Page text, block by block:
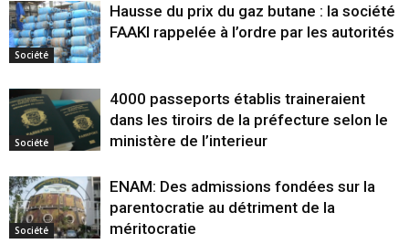
Société
Hausse du prix du gaz butane : la société
FAAKI rappelée à l’ordre par les autorités
Société
4000 passeports établis traineraient
dans les tiroirs de la préfecture selon le
ministère de l’interieur
Société
ENAM: Des admissions fondées sur la
parentocratie au détriment de la
méritocratie